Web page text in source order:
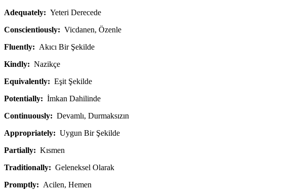
Adequately: Yeteri Derecede
Conscientiously: Vicdanen, Özenle
Fluently: Akıcı Bir Şekilde
Kindly: Nazikçe
Equivalently: Eşit Şekilde
Potentially: İmkan Dahilinde
Continuously: Devamlı, Durmaksızın
Appropriately: Uygun Bir Şekilde
Partially: Kısmen
Traditionally: Geleneksel Olarak
Promptly: Acilen, Hemen